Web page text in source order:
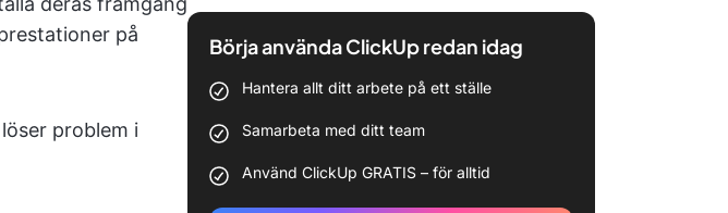
på
problem i
Börja använda ClickUp redan idag
Hantera allt ditt arbete på ett ställe
Samarbeta med ditt team
Använd ClickUp GRATIS – för alltid